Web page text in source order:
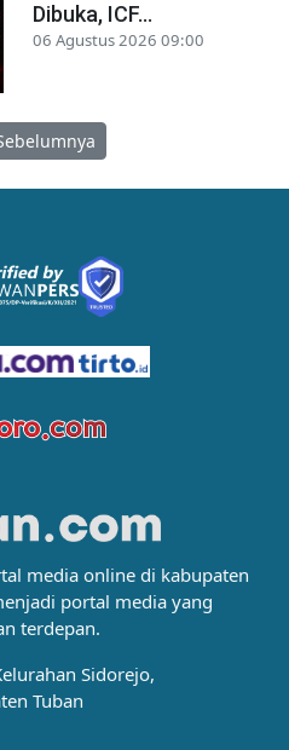
Dibuka, ICF...
06 Agustus 2026 09:00
media online di kabupaten
portal media yang
terdepan.
Sidorejo,
Tuban